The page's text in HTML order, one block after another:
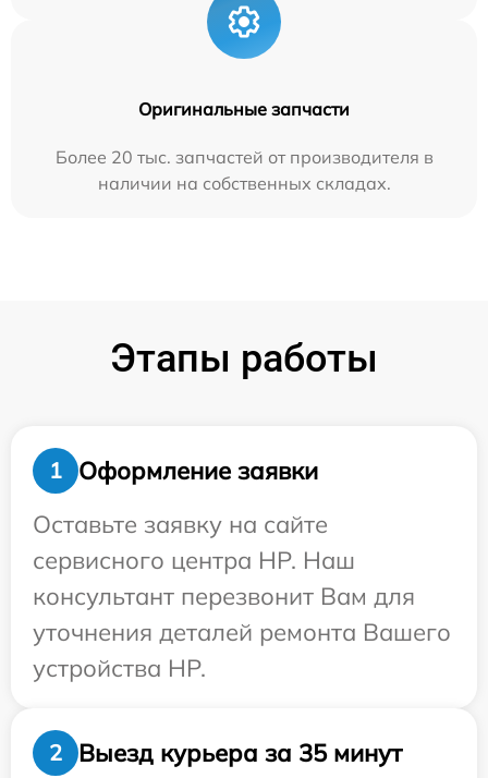
Оригинальные запчасти
Более 20 тыс. запчастей от производителя в
наличии на собственных складах.
Этапы работы
1
Оформление заявки
Оставьте заявку на сайте
сервисного центра HP. Наш
консультант перезвонит Вам для
уточнения деталей ремонта Вашего
устройства HP.
2
Выезд курьера за 35 минут